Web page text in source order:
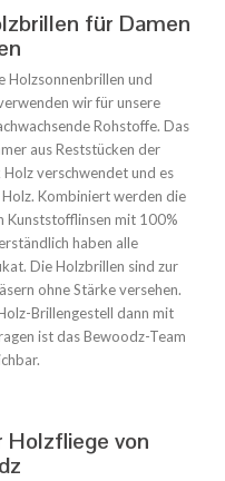
für Damen
Holzsonnenbrillen und
wir für unsere
Rohstoffe. Das
aus Reststücken der
verschwendet und es
Kombiniert werden die
Kunststofflinsen mit 100%
haben alle
Die Holzbrillen sind zur
ohne Stärke versehen.
Brillengestell dann mit
ist das Bewoodz-Team
Holzfliege von